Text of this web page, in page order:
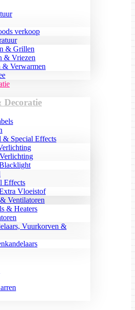
verkoop
& Grillen
& Vriezen
& Verwarmen
Special Effects
Effects
Vloeistof
Ventilatoren
& Heaters
Vuurkorven &